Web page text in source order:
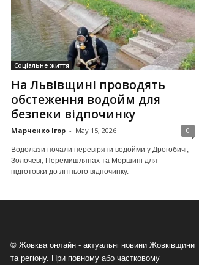
Соціальне життя
На Львівщині проводять
обстеження водойм для
безпеки відпочинку
Марченко Ігор - May 15, 2026 0
Водолази почали перевіряти водойми у Дрогобичі,
Золочеві, Перемишлянах та Моршині для
підготовки до літнього відпочинку.
© Жовква онлайн - актуальні новини Жовківщини
та регіону. При повному або частковому